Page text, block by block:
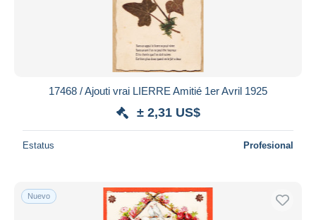
17468 / Ajouti vrai LIERRE Amitié 1er Avril 1925
± 2,31 US$
Estatus Profesional
Nuevo